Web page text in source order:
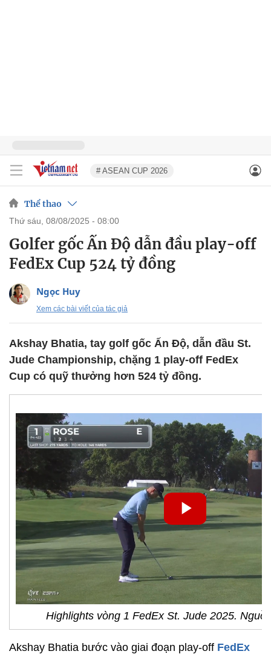
# ASEAN CUP 2026
Thể thao
thứ sáu, 08/08/2025 - 08:00
Golfer gốc Ấn Độ dẫn đầu play-off
FedEx Cup 524 tỷ đồng
Ngọc Huy
Xem các bài viết của tác giả
Akshay Bhatia, tay golf gốc Ấn Độ, dẫn đầu St.
Jude Championship, chặng 1 play-off FedEx
Cup có quỹ thưởng hơn 524 tỷ đồng.
Highlights vòng 1 FedEx St. Jude 2025.
Akshay Bhatia bước vào giai đoạn play-off FedEx